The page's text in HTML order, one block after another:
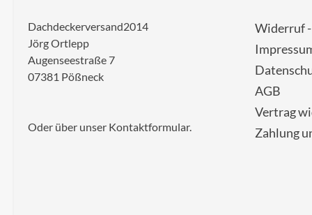
Dachdeckerversand2014
Jörg Ortlepp
Augenseestraße 7
07381 Pößneck
Oder über unser Kontaktformular.
Widerruf
AGB
Vertrag
Zahlung